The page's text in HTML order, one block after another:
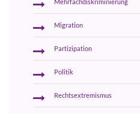
Mehrfachdiskriminierung
Migration
Partizipation
Politik
Rechtsextremismus